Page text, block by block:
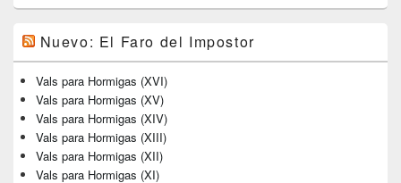
Nuevo: El Faro del Impostor
Vals para Hormigas (XVI)
Vals para Hormigas (XV)
Vals para Hormigas (XIV)
Vals para Hormigas (XIII)
Vals para Hormigas (XII)
Vals para Hormigas (XI)